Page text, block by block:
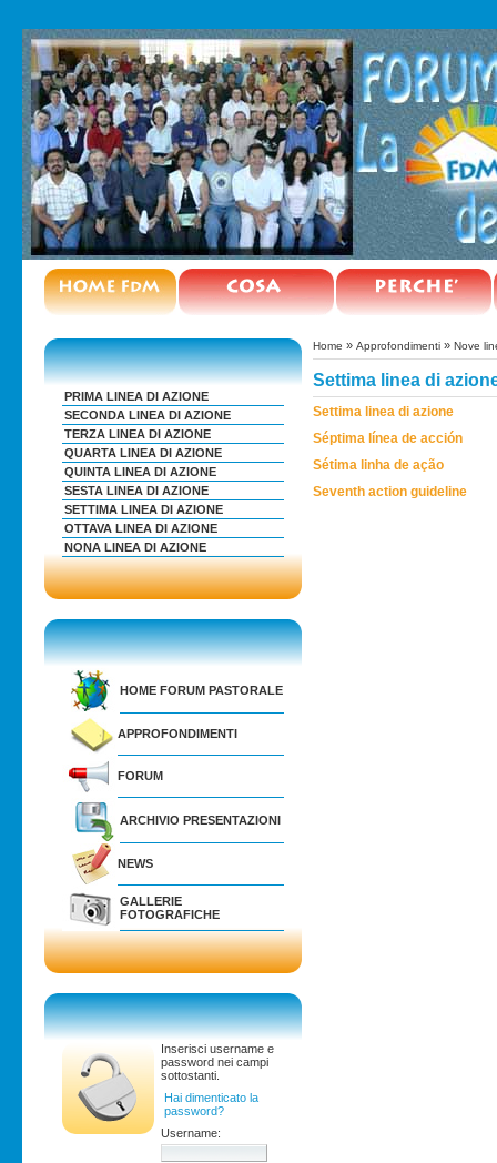
PRIMA LINEA DI AZIONE
SECONDA LINEA DI AZIONE
TERZA LINEA DI AZIONE
QUARTA LINEA DI AZIONE
QUINTA LINEA DI AZIONE
SESTA LINEA DI AZIONE
SETTIMA LINEA DI AZIONE
OTTAVA LINEA DI AZIONE
NONA LINEA DI AZIONE
HOME FORUM PASTORALE
APPROFONDIMENTI
FORUM
ARCHIVIO PRESENTAZIONI
NEWS
GALLERIE
FOTOGRAFICHE
Inserisci username e
password nei campi
sottostanti.
Hai dimenticato la
password?
Username:
Home » Approfondimenti » Nove
Settima linea di
Settima linea di azione
Séptima línea de acción
Sétima linha de ação
Seventh action guideline